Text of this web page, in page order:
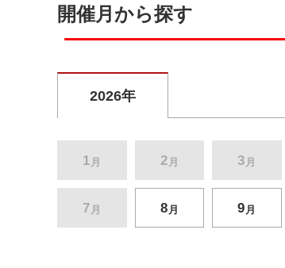
開催月から探す
2026年
1 月 2 月 3 月
7 月 8 月 9 月